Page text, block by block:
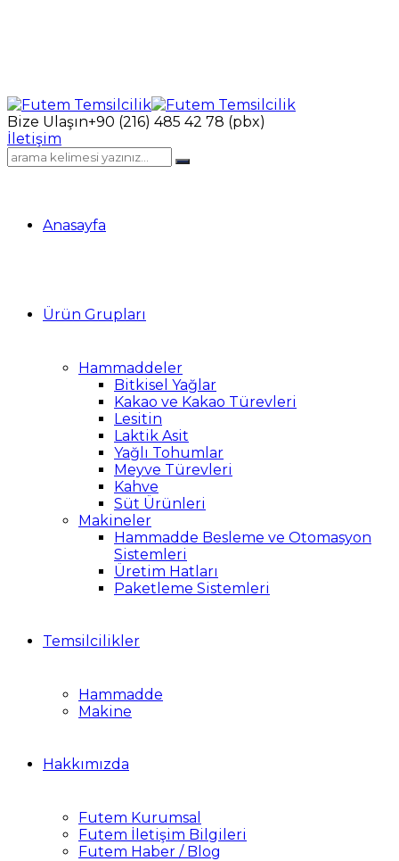
Bize Ulaşın+90 (216) 485 42 78 (pbx)
İletişim
Anasayfa
Ürün Grupları
Hammaddeler
Bitkisel Yağlar
Kakao ve Kakao Türevleri
Lesitin
Laktik Asit
Yağlı Tohumlar
Meyve Türevleri
Kahve
Süt Ürünleri
Makineler
Hammadde Besleme ve Otomasyon
Sistemleri
Üretim Hatları
Paketleme Sistemleri
Temsilcilikler
Hammadde
Makine
Hakkımızda
Futem Kurumsal
Futem İletişim Bilgileri
Futem Haber / Blog